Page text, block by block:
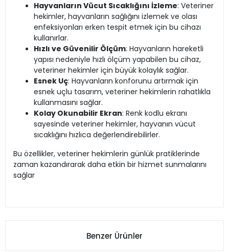
Hayvanların Vücut Sıcaklığını İzleme: Veteriner
hekimler, hayvanların sağlığını izlemek ve olası
enfeksiyonları erken tespit etmek için bu cihazı
kullanırlar.
Hızlı ve Güvenilir Ölçüm: Hayvanların hareketli
yapısı nedeniyle hızlı ölçüm yapabilen bu cihaz,
veteriner hekimler için büyük kolaylık sağlar.
Esnek Uç: Hayvanların konforunu artırmak için
esnek uçlu tasarım, veteriner hekimlerin rahatlıkla
kullanmasını sağlar.
Kolay Okunabilir Ekran: Renk kodlu ekranı
sayesinde veteriner hekimler, hayvanın vücut
sıcaklığını hızlıca değerlendirebilirler.
Bu özellikler, veteriner hekimlerin günlük pratiklerinde
zaman kazandırarak daha etkin bir hizmet sunmalarını
sağlar​
Benzer Ürünler